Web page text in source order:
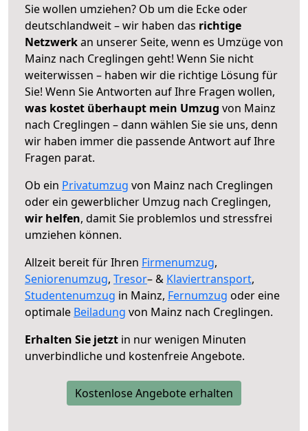
Sie wollen umziehen? Ob um die Ecke oder
deutschlandweit – wir haben das richtige
Netzwerkan unserer Seite, wenn es Umzüge von
Mainz nach Creglingen geht! Wenn Sie nicht
weiterwissen – haben wir die richtige Lösung für
Sie! Wenn Sie Antworten auf Ihre Fragen wollen,
was kostet überhaupt mein Umzug von Mainz
nach Creglingen – dann wählen Sie sie uns, denn
wir haben immer die passende Antwort auf Ihre
Fragen parat.
Ob ein Privatumzug von Mainz nach Creglingen
oder ein gewerblicher Umzug nach Creglingen,
wir helfen, damit Sie problemlos und stressfrei
umziehen können.
Allzeit bereit für Ihren Firmenumzug,
Seniorenumzug, Tresor– & Klaviertransport,
Studentenumzug in Mainz, Fernumzug oder eine
optimale Beiladung von Mainz nach Creglingen.
Erhalten Sie jetzt in nur wenigen Minuten
unverbindliche und kostenfreie Angebote.
Kostenlose Angebote erhalten